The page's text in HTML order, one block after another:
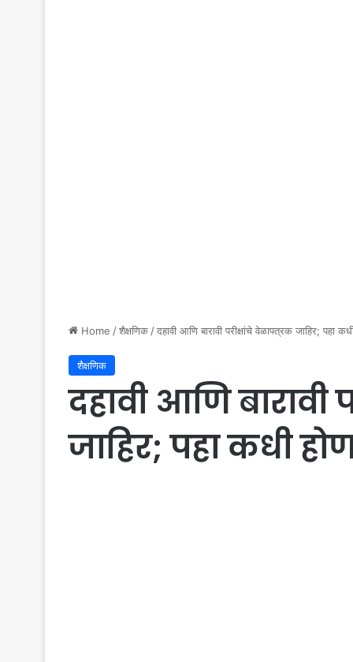
Home /शैक्षणिक /दहावी आणि बारावी परीक्षांचे वेळापत्रक जाहिर; पहा कधी
शैक्षणिक
दहावी आणि बारावी
जाहिर; पहा कधी